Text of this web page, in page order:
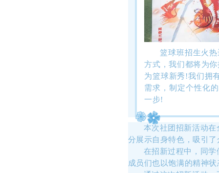
篮球班招生火
方式，我们都将为
为篮球新秀!我们拥
需求，制定个性化
一步!
本次社团招新活动
分展示自身特色，吸引
在招新过程中，同
成员们也以饱满的精神